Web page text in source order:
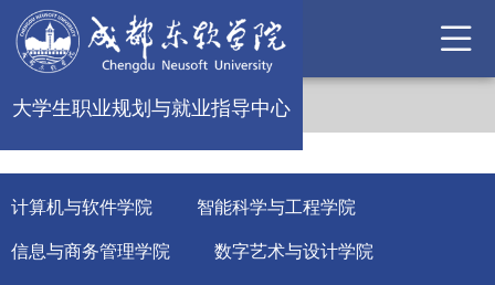
大学生职业规划与就业指导中心
计算机与软件学院 智能科学与工程学院
信息与商务管理学院 数字艺术与设计学院